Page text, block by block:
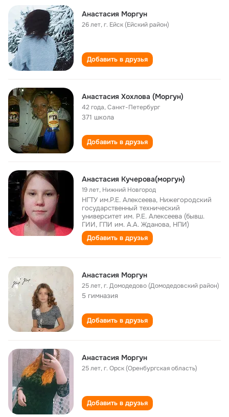
Анастасия Моргун
26 лет,г. Ейск (Ейский район)
Добавить в друзья
Анастасия Хохлова (Моргун)
42 года,Санкт-Петербург
371 школа
Добавить в друзья
Анастасия Кучерова(моргун)
19 лет, Нижний Новгород
НГТУ им.Р.Е. Алексеева, Нижегородский
государственный технический
университет им. Р.Е. Алексеева (бывш.
ГИИ, ГПИ им. А.А. Жданова, НПИ)
Добавить в друзья
Анастасия Моргун
25 лет,г. Домодедово (Домодедовский район)
5 гимназия
Добавить в друзья
Анастасия Моргун
25 лет,г. Орск (Оренбургская область)
Добавить в друзья